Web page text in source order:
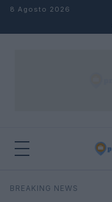
Salta al contenuto
8 Agosto 2026
Cerca
BREAKING NEWS